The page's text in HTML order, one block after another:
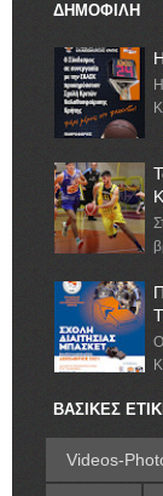
ΔΗΜΟΦΙΛΗ
ΒΑΣΙΚΕΣ
Videos-